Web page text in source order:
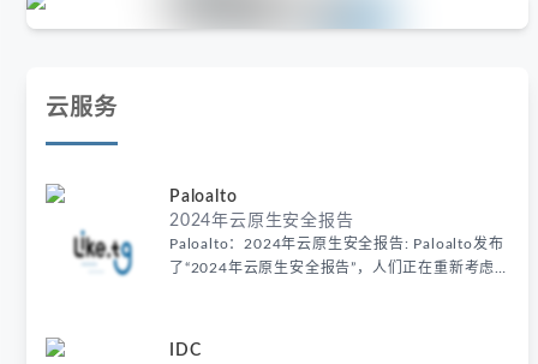
云服务
Paloalto
2024年云原生安全报告
Paloalto：2024年云原生安全报告: Paloalto发布
了“2024年云原生安全报告”，人们正在重新考虑
IDC